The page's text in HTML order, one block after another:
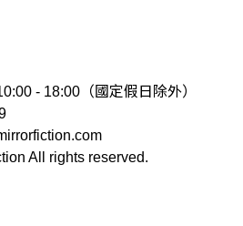
- 18:00（國定假日除外）
All rights reserved.